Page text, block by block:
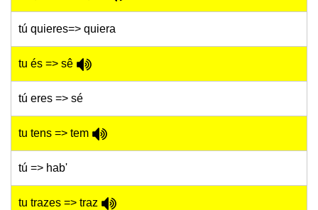
tú quieres=> quiera
tu és => sê
tú eres => sé
tu tens => tem
tú => hab'
tu trazes => traz